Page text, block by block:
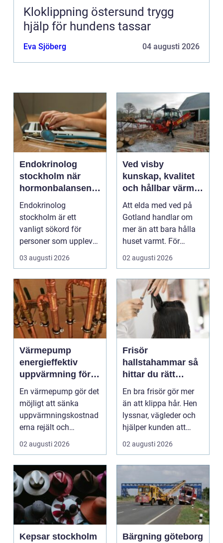
Kloklippning östersund trygg
hjälp för hundens tassar
Eva Sjöberg 04 augusti 2026
Endokrinolog
stockholm när
hormonbalansen
behöver
specialistvård
Endokrinolog
stockholm är ett
vanligt sökord för
personer som upplever
trötthet,
viktförändringar, h...
03 augusti 2026
Ved visby
kunskap, kvalitet
och hållbar värme
på gotland
Att elda med ved på
Gotland handlar om
mer än att bara hålla
huset varmt. För
många är brasan i
kami...
02 augusti 2026
Värmepump
energieffektiv
uppvärmning för
moderna hem
En värmepump gör det
möjligt att sänka
uppvärmningskostnad
erna rejält och
samtidigt få ett
behagliga...
02 augusti 2026
Frisör
hallstahammar så
hittar du rätt
salong för stil,
kvalitet och känsla
En bra frisör gör mer
än att klippa hår. Hen
lyssnar, vägleder och
hjälper kunden att
känna sig tryg...
02 augusti 2026
Kepsar stockholm
Bärgning göteborg